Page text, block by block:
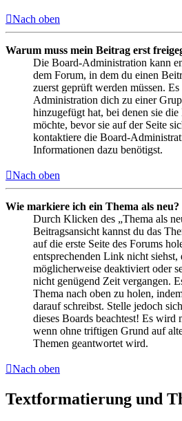
Nach oben
Warum muss mein Beitrag erst
Die Board-Administration kann
dem Forum, in dem du einen
zuerst geprüft werden müssen.
Administration dich zu einer
hinzugefügt hat, bei denen sie die
möchte, bevor sie auf der Seite
kontaktiere die Board-
Informationen dazu benötigst.
Nach oben
Wie markiere ich ein Thema als neu?
Durch Klicken des „Thema als
Beitragsansicht kannst du das
auf die erste Seite des Forums
entsprechenden Link nicht
möglicherweise deaktiviert oder
nicht genügend Zeit vergangen.
Thema nach oben zu holen,
darauf schreibst. Stelle jedoch
dieses Boards beachtest! Es wird
wenn ohne triftigen Grund auf
Themen geantwortet wird.
Nach oben
Textformatierung und